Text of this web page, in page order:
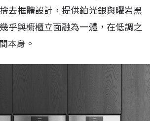
去框體設計，提供鉑光銀與曜岩黑
乎與櫥櫃立面融為一體，在低調之
本身。